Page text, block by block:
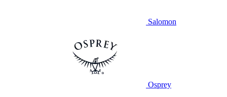
Salomon
Osprey